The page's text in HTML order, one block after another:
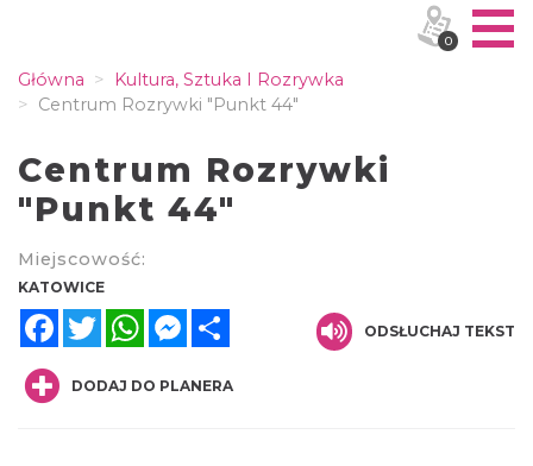
Główna
Kultura, Sztuka I Rozrywka
Centrum Rozrywki "Punkt 44"
Centrum Rozrywki
"Punkt 44"
Miejscowość:
KATOWICE
FacebookTwitterWhatsAppMessenger
ODSŁUCHAJ TEKST
DODAJ DO PLANERA
0